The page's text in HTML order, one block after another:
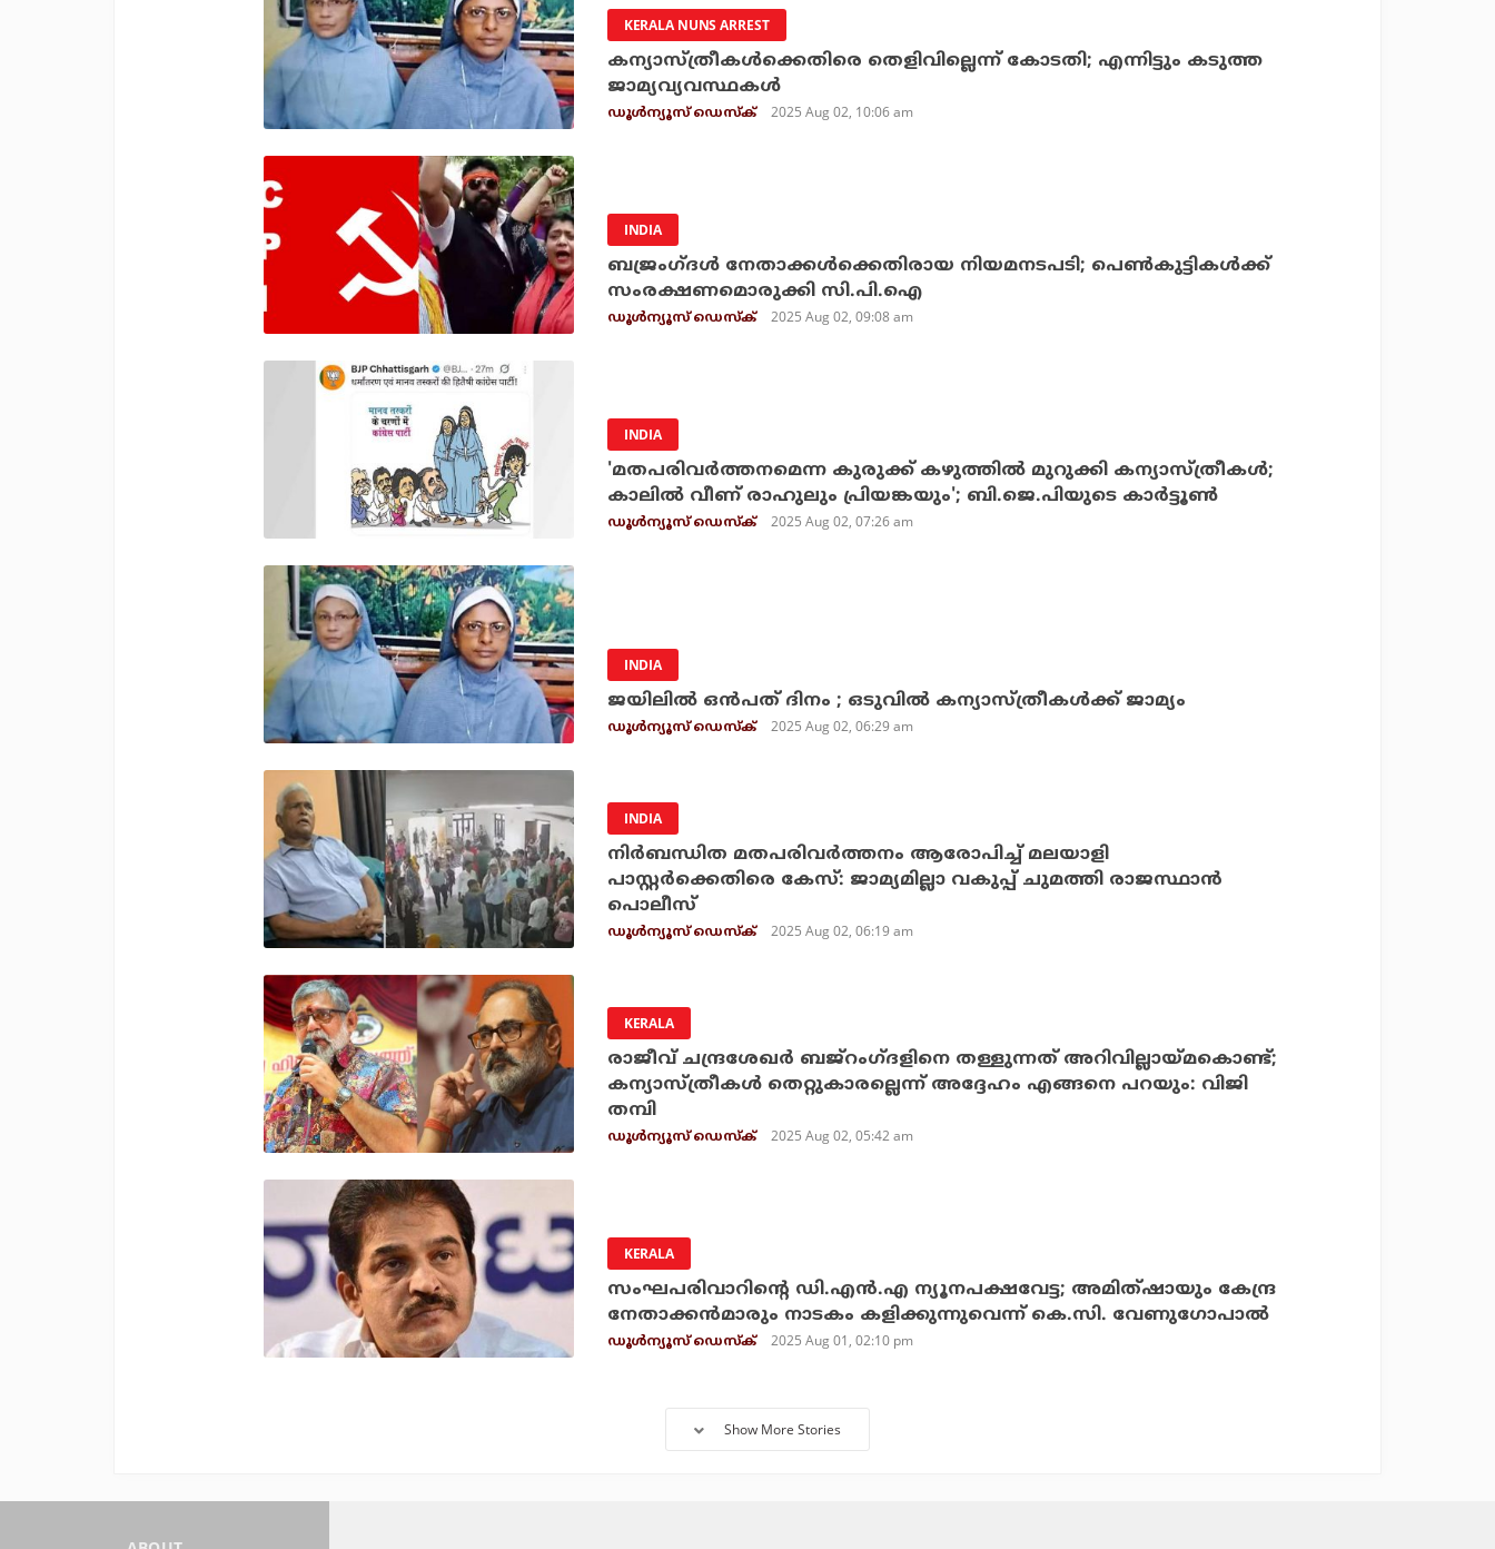
KERALA NUNS ARREST
കന്യാസ്ത്രീകള്‍ക്കെതിരെ തെളിവില്ലെന്ന് കോടതി; എന്നിട്ടും കടുത്ത
ജാമ്യവ്യവസ്ഥകള്‍
ഡൂള്‍ന്യൂസ് ഡെസ്‌ക് 2025 Aug 02, 10:06 am
INDIA
ബജ്രംഗ്ദള്‍ നേതാക്കള്‍ക്കെതിരായ നിയമനടപടി; പെണ്‍കുട്ടികള്‍ക്ക്
സംരക്ഷണമൊരുക്കി സി.പി.ഐ
ഡൂള്‍ന്യൂസ് ഡെസ്‌ക് 2025 Aug 02, 09:08 am
INDIA
'മതപരിവര്‍ത്തനമെന്ന കുരുക്ക് കഴുത്തില്‍ മുറുക്കി കന്യാസ്ത്രീകള്‍;
കാലില്‍ വീണ് രാഹുലും പ്രിയങ്കയും'; ബി.ജെ.പിയുടെ കാര്‍ട്ടൂണ്‍
ഡൂള്‍ന്യൂസ് ഡെസ്‌ക് 2025 Aug 02, 07:26 am
INDIA
ജയിലില്‍ ഒന്‍പത് ദിനം ; ഒടുവില്‍ കന്യാസ്ത്രീകള്‍ക്ക് ജാമ്യം
ഡൂള്‍ന്യൂസ് ഡെസ്‌ക് 2025 Aug 02, 06:29 am
INDIA
നിര്‍ബന്ധിത മതപരിവര്‍ത്തനം ആരോപിച്ച് മലയാളി
പാസ്റ്റര്‍ക്കെതിരെ കേസ്: ജാമ്യമില്ലാ വകുപ്പ് ചുമത്തി രാജസ്ഥാന്‍
പൊലീസ്
ഡൂള്‍ന്യൂസ് ഡെസ്‌ക് 2025 Aug 02, 06:19 am
KERALA
രാജീവ് ചന്ദ്രശേഖര്‍ ബജ്റംഗ്ദളിനെ തള്ളുന്നത് അറിവില്ലായ്മകൊണ്ട്;
കന്യാസ്ത്രീകള്‍ തെറ്റുകാരല്ലെന്ന് അദ്ദേഹം എങ്ങനെ പറയും: വിജി
തമ്പി
ഡൂള്‍ന്യൂസ് ഡെസ്‌ക് 2025 Aug 02, 05:42 am
KERALA
സംഘപരിവാറിന്റെ ഡി.എന്‍.എ ന്യൂനപക്ഷവേട്ട; അമിത്ഷായും കേന്ദ്ര
നേതാക്കന്‍മാരും നാടകം കളിക്കുന്നുവെന്ന് കെ.സി. വേണുഗോപാല്‍
ഡൂള്‍ന്യൂസ് ഡെസ്‌ക് 2025 Aug 01, 02:10 pm
Show More Stories